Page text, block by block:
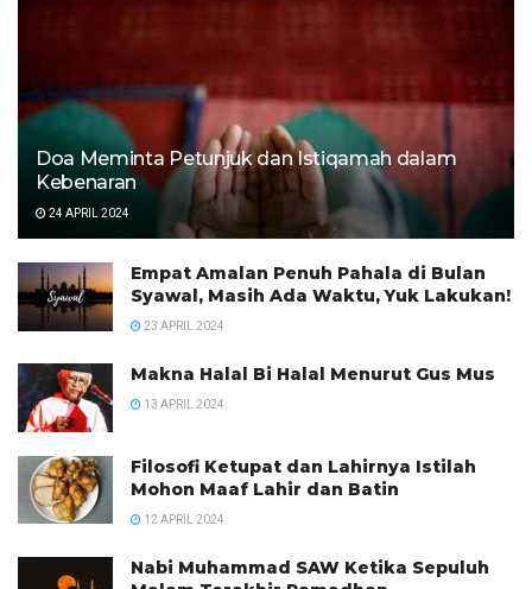
Doa Meminta Petunjuk dan Istiqamah dalam
Kebenaran
24 APRIL 2024
Empat Amalan Penuh Pahala di Bulan
Syawal, Masih Ada Waktu, Yuk Lakukan!
23 APRIL 2024
Makna Halal Bi Halal Menurut Gus Mus
13 APRIL 2024
Filosofi Ketupat dan Lahirnya Istilah
Mohon Maaf Lahir dan Batin
12 APRIL 2024
Nabi Muhammad SAW Ketika Sepuluh